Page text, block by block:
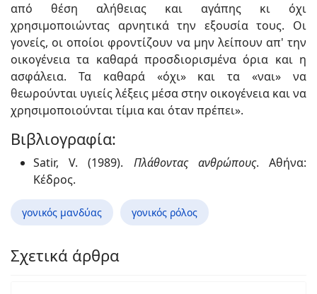
από θέση αλήθειας και αγάπης κι όχι
χρησιμοποιώντας αρνητικά την εξουσία τους. Οι
γονείς, οι οποίοι φροντίζουν να μην λείπουν απ' την
οικογένεια τα καθαρά προσδιορισμένα όρια και η
ασφάλεια. Τα καθαρά «όχι» και τα «ναι» να
θεωρούνται υγιείς λέξεις μέσα στην οικογένεια και να
χρησιμοποιούνται τίμια και όταν πρέπει».
Βιβλιογραφία:
Satir, V. (1989). Πλάθοντας ανθρώπους. Αθήνα:
Κέδρος.
γονικός μανδύας γονικός ρόλος
Σχετικά άρθρα